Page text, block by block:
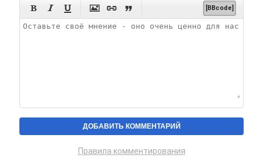
      [BBcode]
Правила комментирования